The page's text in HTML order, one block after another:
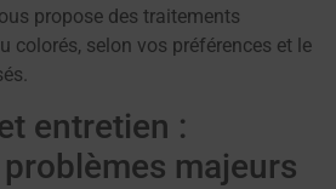
propose des traitements
colorés, selon vos préférences et le
entretien :
majeurs